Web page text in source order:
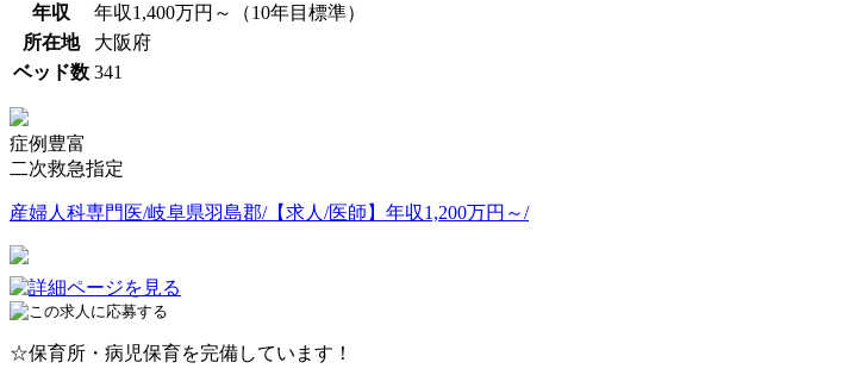
年収
年収1,400万円～（10年目標準）
所在地
大阪府
ベッド数 341
症例豊富
二次救急指定
産婦人科専門医/岐阜県羽島郡/【求人/医師】年収1,200万円～/
☆保育所・病児保育を完備しています！